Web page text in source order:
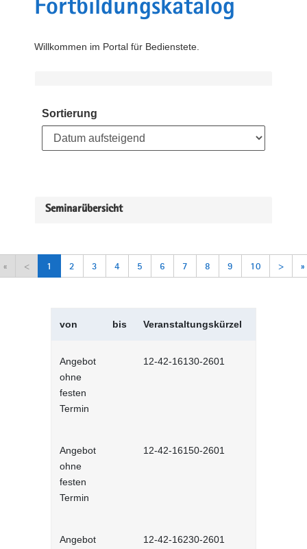
Fortbildungskatalog
Willkommen im Portal für Bedienstete.
Sortierung
Seminarübersicht
« < 1 2 3 4 5 6 7 8 9 10 > »
von bis Veranstaltungskürzel
Angebot
ohne
festen
Termin
12-42-16130-2601
Angebot
ohne
festen
Termin
12-42-16150-2601
Angebot
12-42-16230-2601